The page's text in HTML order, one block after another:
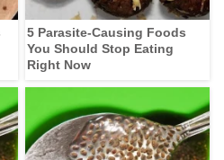
5 Parasite-Causing Foods
You Should Stop Eating
Right Now